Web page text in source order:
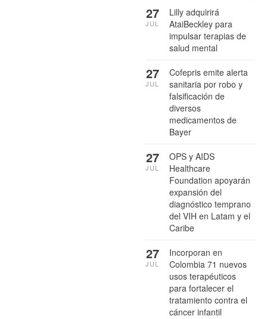
Lilly adquirirá
AtaiBeckley para
impulsar terapias de
salud mental
27
JUL
Cofepris emite alerta
sanitaria por robo y
falsificación de
diversos
medicamentos de
Bayer
27
JUL
OPS y AIDS
Healthcare
Foundation apoyarán
expansión del
diagnóstico temprano
del VIH en Latam y el
Caribe
27
JUL
Incorporan en
Colombia 71 nuevos
usos terapéuticos
para fortalecer el
tratamiento contra el
cáncer infantil
27
JUL